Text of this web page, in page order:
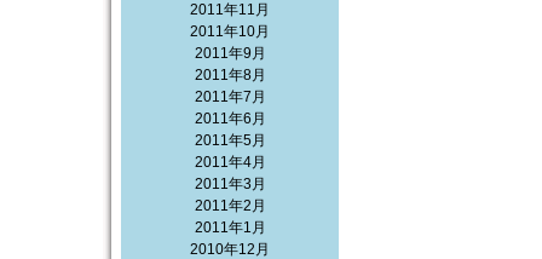
2011年11月
2011年10月
2011年9月
2011年8月
2011年7月
2011年6月
2011年5月
2011年4月
2011年3月
2011年2月
2011年1月
2010年12月